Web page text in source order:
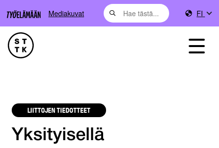
Mediakuvat FI
LIITTOJEN TIEDOTTEET
Yksityisellä